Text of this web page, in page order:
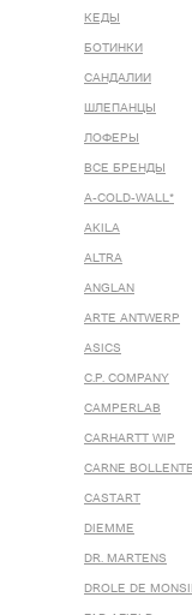
КЕДЫ
БОТИНКИ
САНДАЛИИ
ШЛЕПАНЦЫ
ЛОФЕРЫ
ВСЕ БРЕНДЫ
A-COLD-WALL*
AKILA
ALTRA
ANGLAN
ARTE ANTWERP
ASICS
C.P. COMPANY
CAMPERLAB
CARHARTT WIP
CARNE BOLLENTE
CASTART
DIEMME
DR. MARTENS
DROLE DE